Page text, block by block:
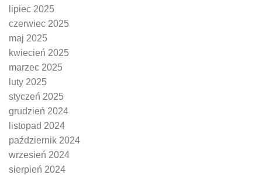
lipiec 2025
czerwiec 2025
maj 2025
kwiecień 2025
marzec 2025
luty 2025
styczeń 2025
grudzień 2024
listopad 2024
październik 2024
wrzesień 2024
sierpień 2024